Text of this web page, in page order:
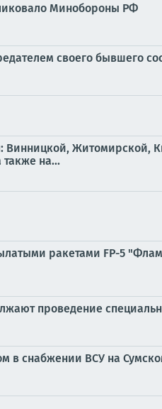
Минобороны РФ
своего бывшего
Житомирской,
также на...
ракетами FP-5
проведение
в снабжении ВСУ на